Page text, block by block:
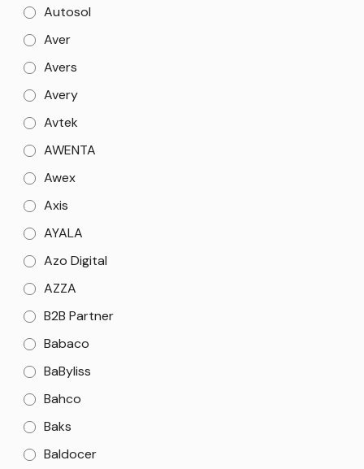
Autosol
Aver
Avers
Avery
Avtek
AWENTA
Awex
Axis
AYALA
Azo Digital
AZZA
B2B Partner
Babaco
BaByliss
Bahco
Baks
Baldocer